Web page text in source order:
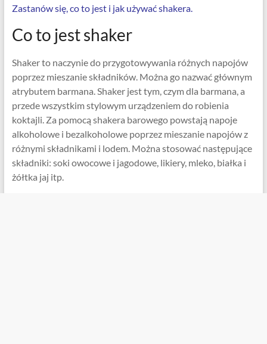
Zastanów się, co to jest i jak używać shakera.
Co to jest shaker
Shaker to naczynie do przygotowywania różnych napojów
poprzez mieszanie składników. Można go nazwać głównym
atrybutem barmana. Shaker jest tym, czym dla barmana, a
przede wszystkim stylowym urządzeniem do robienia
koktajli. Za pomocą shakera barowego powstają napoje
alkoholowe i bezalkoholowe poprzez mieszanie napojów z
różnymi składnikami i lodem. Można stosować następujące
składniki: soki owocowe i jagodowe, likiery, mleko, białka i
żółtka jaj itp.